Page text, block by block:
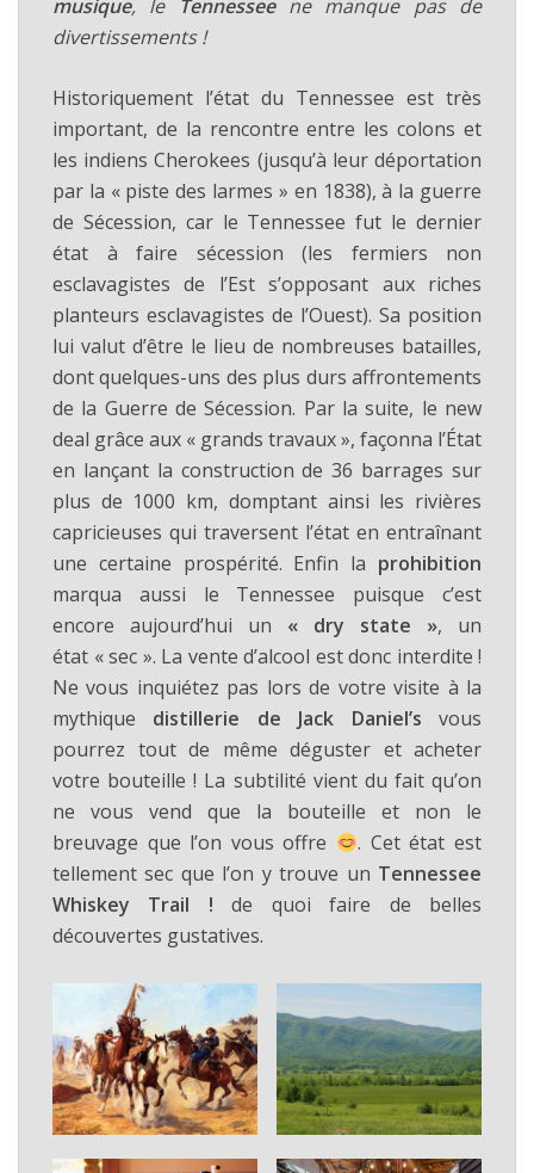
musique, le Tennessee ne manque pas de
divertissements !
Historiquement l’état du Tennessee est très
important, de la rencontre entre les colons et
les indiens Cherokees (jusqu’à leur déportation
par la « piste des larmes » en 1838), à la guerre
de Sécession, car le Tennessee fut le dernier
état à faire sécession (les fermiers non
esclavagistes de l’Est s’opposant aux riches
planteurs esclavagistes de l’Ouest). Sa position
lui valut d’être le lieu de nombreuses batailles,
dont quelques-uns des plus durs affrontements
de la Guerre de Sécession. Par la suite, le new
deal grâce aux « grands travaux », façonna l’État
en lançant la construction de 36 barrages sur
plus de 1000 km, domptant ainsi les rivières
capricieuses qui traversent l’état en entraînant
une certaine prospérité. Enfin la prohibition
marqua aussi le Tennessee puisque c’est
encore aujourd’hui un « dry state », un
état « sec ». La vente d’alcool est donc interdite !
Ne vous inquiétez pas lors de votre visite à la
mythique distillerie de Jack Daniel’svous
pourrez tout de même déguster et acheter
votre bouteille ! La subtilité vient du fait qu’on
ne vous vend que la bouteille et non le
breuvage que l’on vous offre
. Cet état est
tellement sec que l’on y trouve un Tennessee
Whiskey Trail ! de quoi faire de belles
découvertes gustatives.